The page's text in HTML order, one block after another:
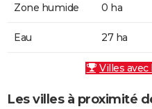
Zone humide 0 ha
Eau 27 ha
Villes
Les villes à proximité